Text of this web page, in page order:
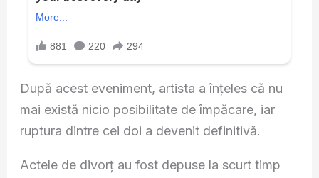
După acest eveniment, artista a înțeles că nu
mai există nicio posibilitate de împăcare, iar
ruptura dintre cei doi a devenit definitivă.
Actele de divorț au fost depuse la scurt timp